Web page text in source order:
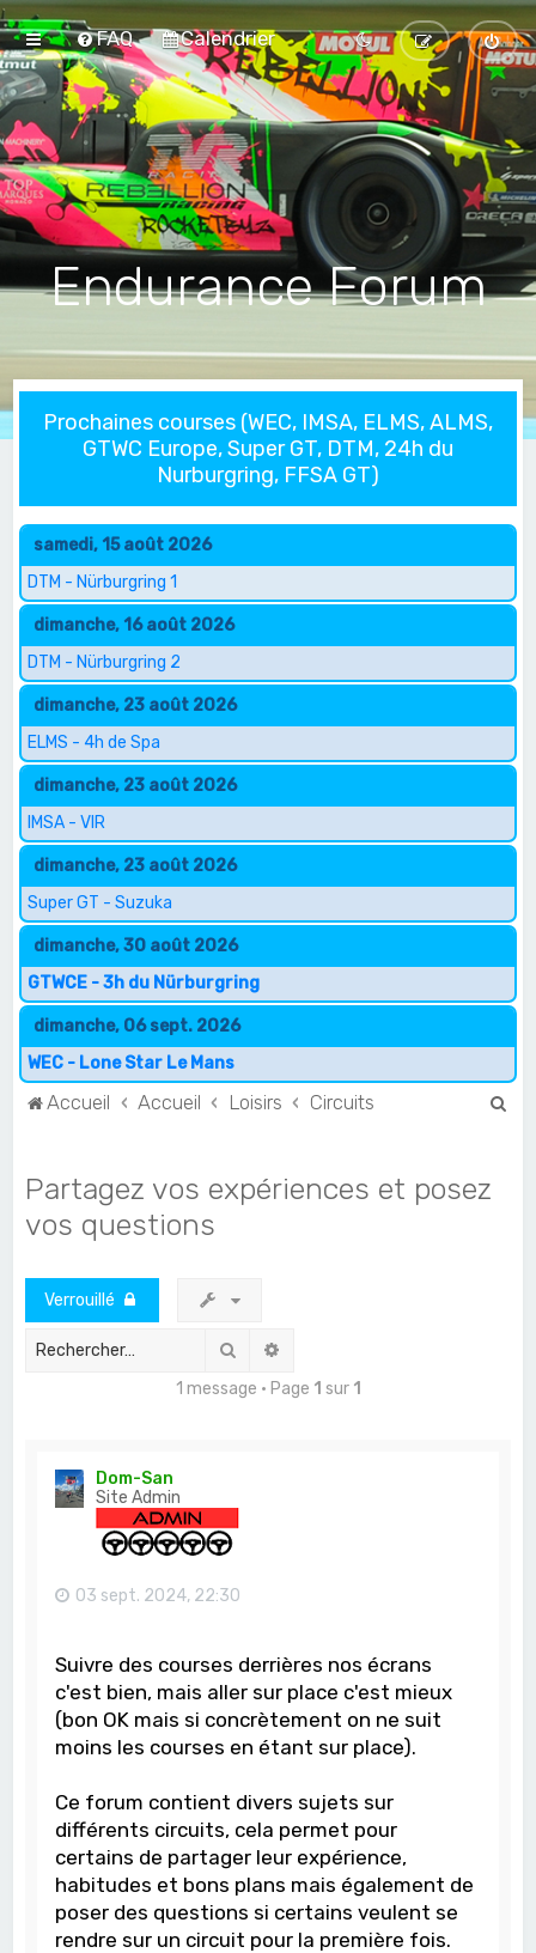
FAQ Calendrier
Endurance Forum
Prochaines courses (WEC, IMSA, ELMS, ALMS,
GTWC Europe, Super GT, DTM, 24h du
Nurburgring, FFSA GT)
samedi, 15 août 2026
DTM - Nürburgring 1
dimanche, 16 août 2026
DTM - Nürburgring 2
dimanche, 23 août 2026
ELMS - 4h de Spa
dimanche, 23 août 2026
IMSA - VIR
dimanche, 23 août 2026
Super GT - Suzuka
dimanche, 30 août 2026
GTWCE - 3h du Nürburgring
dimanche, 06 sept. 2026
WEC - Lone Star Le Mans
Accueil Accueil Loisirs Circuits
Partagez vos expériences et posez
vos questions
Verrouillé
Rechercher
1 message • Page 1 sur 1
Dom-San
Site Admin
03 sept. 2024, 22:30
Suivre des courses derrières nos écrans
c'est bien, mais aller sur place c'est mieux
(bon OK mais si concrètement on ne suit
moins les courses en étant sur place).
Ce forum contient divers sujets sur
différents circuits, cela permet pour
certains de partager leur expérience,
habitudes et bons plans mais également de
poser des questions si certains veulent se
rendre sur un circuit pour la première fois.